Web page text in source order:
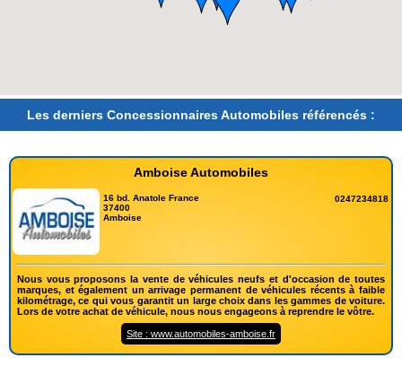
Les derniers Concessionnaires Automobiles référencés :
Amboise Automobiles
16 bd. Anatole France
37400
Amboise
0247234818
Nous vous proposons la vente de véhicules neufs et d'occasion de toutes
marques, et également un arrivage permanent de véhicules récents à faible
kilométrage, ce qui vous garantit un large choix dans les gammes de voiture.
Lors de votre achat de véhicule, nous nous engageons à reprendre le vôtre.
Site : www.automobiles-amboise.fr